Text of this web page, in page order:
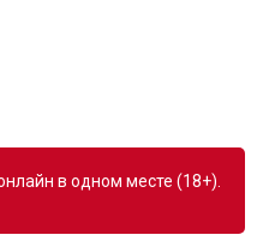
в одном месте (18+).